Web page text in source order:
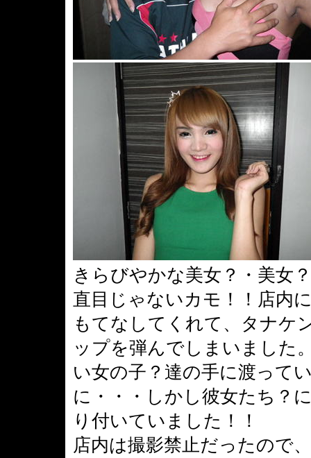
きらびやかな美女？・美女
直目じゃないカモ！！店内
もてなしてくれて、タナケ
ップを弾んでしまいました
い女の子？達の手に渡って
に・・・しかし彼女たち？
り付いていました！！
店内は撮影禁止だったので